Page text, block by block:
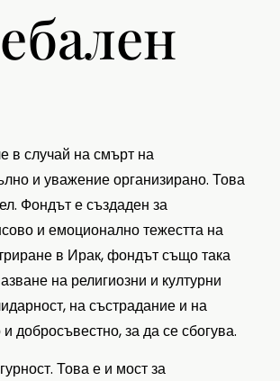
в случай на смърт на
и уважение организирано. Това
Фондът е създаден за
и емоционално тежестта на
в Ирак, фондът също така
на религиозни и културни
на състрадание и на
добросъвестно, за да се сбогува.
Това е и мост за